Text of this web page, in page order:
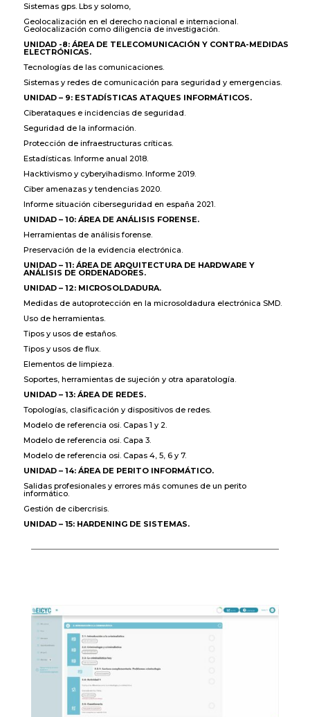
Sistemas gps. Lbs y solomo,
Geolocalización en el derecho nacional e internacional.
Geolocalización como diligencia de investigación.
UNIDAD -8: ÁREA DE TELECOMUNICACIÓN Y CONTRA-MEDIDAS
ELECTRÓNICAS.
Tecnologías de las comunicaciones.
Sistemas y redes de comunicación para seguridad y emergencias.
UNIDAD – 9: ESTADÍSTICAS ATAQUES INFORMÁTICOS.
Ciberataques e incidencias de seguridad.
Seguridad de la información.
Protección de infraestructuras críticas.
Estadísticas. Informe anual 2018.
Hacktivismo y cyberyihadismo. Informe 2019.
Ciber amenazas y tendencias 2020.
Informe situación ciberseguridad en españa 2021.
UNIDAD – 10: ÁREA DE ANÁLISIS FORENSE.
Herramientas de análisis forense.
Preservación de la evidencia electrónica.
UNIDAD – 11: ÁREA DE ARQUITECTURA DE HARDWARE Y
ANÁLISIS DE ORDENADORES.
UNIDAD – 12: MICROSOLDADURA.
Medidas de autoprotección en la microsoldadura electrónica SMD.
Uso de herramientas.
Tipos y usos de estaños.
Tipos y usos de flux.
Elementos de limpieza.
Soportes, herramientas de sujeción y otra aparatología.
UNIDAD – 13: ÁREA DE REDES.
Topologías, clasificación y dispositivos de redes.
Modelo de referencia osi. Capas 1 y 2.
Modelo de referencia osi. Capa 3.
Modelo de referencia osi. Capas 4, 5, 6 y 7.
UNIDAD – 14: ÁREA DE PERITO INFORMÁTICO.
Salidas profesionales y errores más comunes de un perito
informático.
Gestión de cibercrisis.
UNIDAD – 15: HARDENING DE SISTEMAS.